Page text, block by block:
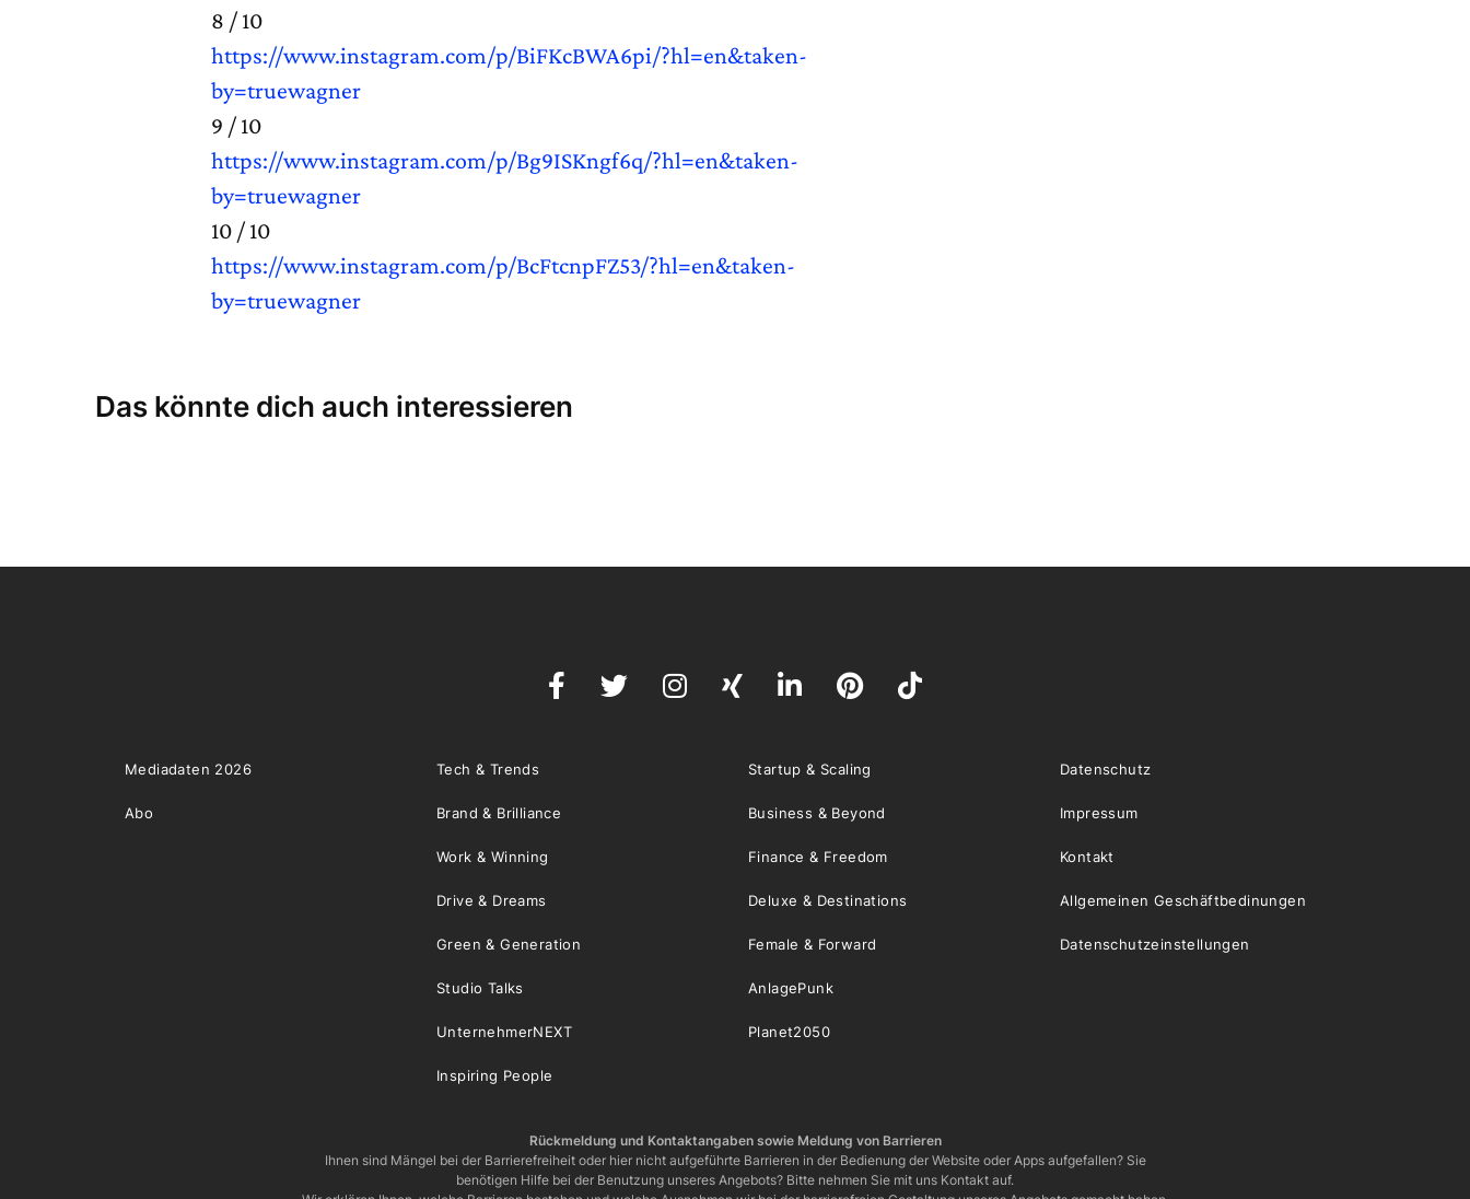
8 / 10
https://www.instagram.com/p/BiFKcBWA6pi/?hl=en&taken-
by=truewagner
9 / 10
https://www.instagram.com/p/Bg9ISKngf6q/?hl=en&taken-
by=truewagner
10 / 10
https://www.instagram.com/p/BcFtcnpFZ53/?hl=en&taken-
by=truewagner
Das könnte dich auch interessieren
Mediadaten 2026
Abo
Tech & Trends Startup & Scaling
Brand & Brilliance Business & Beyond
Work & Winning Finance & Freedom
Drive & Dreams Deluxe & Destinations
Green & Generation Female & Forward
Studio Talks AnlagePunk
UnternehmerNEXT Planet2050
Inspiring People
Datenschutz
Impressum
Kontakt
Allgemeinen Geschäftbedinungen
Datenschutzeinstellungen
Rückmeldung und Kontaktangaben sowie Meldung von Barrieren
Ihnen sind Mängel bei der Barrierefreiheit oder hier nicht aufgeführte Barrieren in der Bedienung der Website oder Apps aufgefallen? Sie
benötigen Hilfe bei der Benutzung unseres Angebots? Bitte nehmen Sie mit uns Kontakt auf.